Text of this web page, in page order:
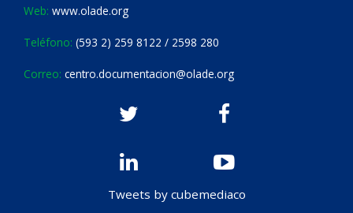
Web: www.olade.org
Teléfono: (593 2) 259 8122 / 2598 280
Correo: centro.documentacion@olade.org
Tweets by cubemediaco